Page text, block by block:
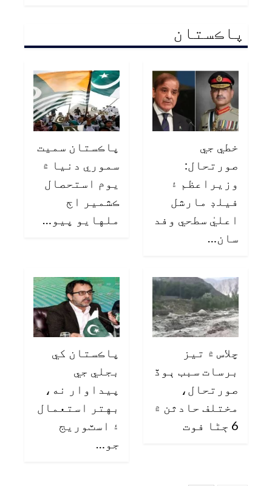
پاڪستان
خطي جي
صورتحال:
وزيراعظم ۽
فيلڊ مارشل
اعليٰ سطحي وفد
سان…
پاڪستان سميت
سموري دنيا ۾
يوم استحصال
ڪشمير اڄ
ملهايو پيو…
چلاس ۾ تيز
برسات سبب ٻوڏ
صورتحال،
مختلف حادثن ۾
6 ڄڻا فوت
پاڪستان کي
بجلي جي
پيداوار نه،
بهتر استعمال
۽ اسٽوريج
جو…